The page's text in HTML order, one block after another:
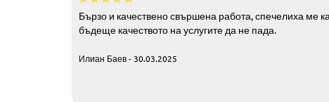
Бързо и качествено свършена работа, спечелиха ме
бъдеще качеството на услугите да не пада.
Илиан Баев - 30.03.2025